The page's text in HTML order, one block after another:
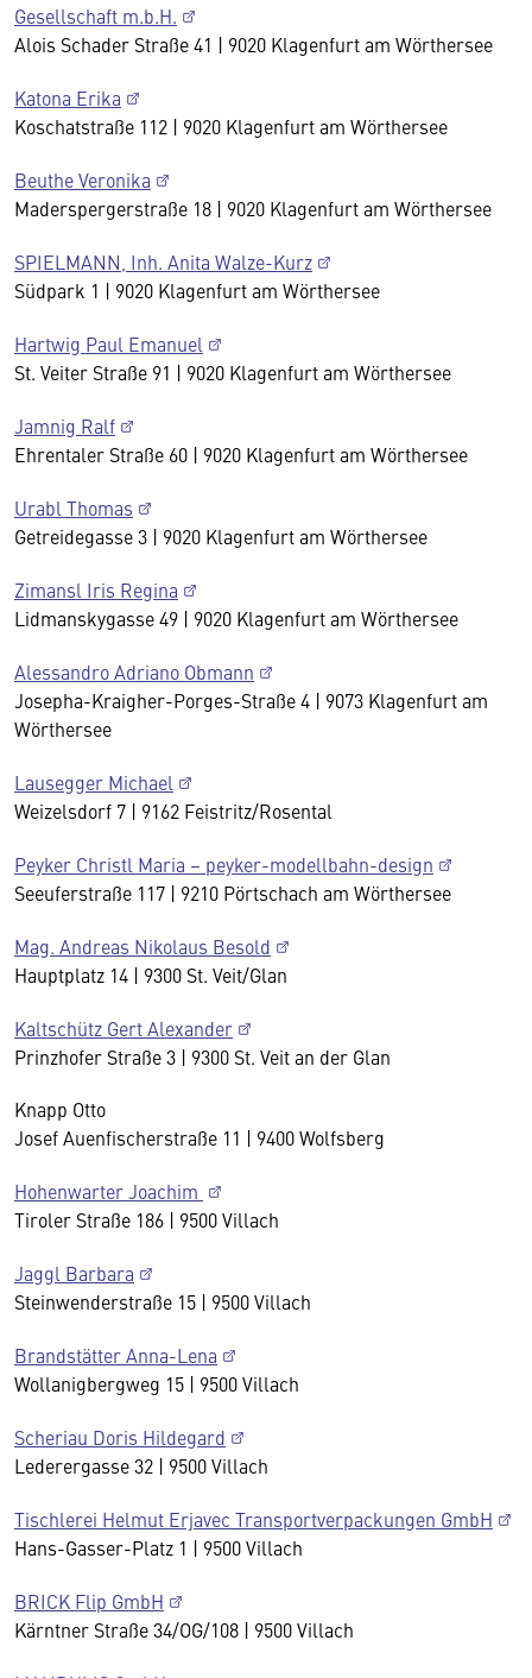
Gesellschaft m.b.H.
Alois Schader Straße 41 | 9020 Klagenfurt am Wörthersee
Katona Erika
Koschatstraße 112 | 9020 Klagenfurt am Wörthersee
Beuthe Veronika
Maderspergerstraße 18 | 9020 Klagenfurt am Wörthersee
SPIELMANN, Inh. Anita Walze-Kurz
Südpark 1 | 9020 Klagenfurt am Wörthersee
Hartwig Paul Emanuel
St. Veiter Straße 91 | 9020 Klagenfurt am Wörthersee
Jamnig Ralf
Ehrentaler Straße 60 | 9020 Klagenfurt am Wörthersee
Urabl Thomas
Getreidegasse 3 | 9020 Klagenfurt am Wörthersee
Zimansl Iris Regina
Lidmanskygasse 49 | 9020 Klagenfurt am Wörthersee
Alessandro Adriano Obmann
Josepha-Kraigher-Porges-Straße 4 | 9073 Klagenfurt am
Wörthersee
Lausegger Michael
Weizelsdorf 7 | 9162 Feistritz/Rosental
Peyker Christl Maria – peyker-modellbahn-design
Seeuferstraße 117 | 9210 Pörtschach am Wörthersee
Mag. Andreas Nikolaus Besold
Hauptplatz 14 | 9300 St. Veit/Glan
Kaltschütz Gert Alexander
Prinzhofer Straße 3 | 9300 St. Veit an der Glan
Knapp Otto
Josef Auenfischerstraße 11 | 9400 Wolfsberg
Hohenwarter Joachim
Tiroler Straße 186 | 9500 Villach
Jaggl Barbara
Steinwenderstraße 15 | 9500 Villach
Brandstätter Anna-Lena
Wollanigbergweg 15 | 9500 Villach
Scheriau Doris Hildegard
Lederergasse 32 | 9500 Villach
Tischlerei Helmut Erjavec Transportverpackungen GmbH
Hans-Gasser-Platz 1 | 9500 Villach
BRICK Flip GmbH
Kärntner Straße 34/OG/108 | 9500 Villach